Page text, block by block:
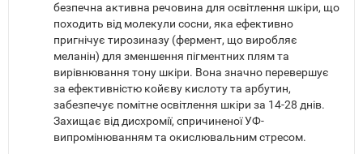
безпечна активна речовина для освітлення шкіри, що
походить від молекули сосни, яка ефективно
пригнічує тирозиназу (фермент, що виробляє
меланін) для зменшення пігментних плям та
вирівнювання тону шкіри. Вона значно перевершує
за ефективністю койєву кислоту та арбутин,
забезпечує помітне освітлення шкіри за 14-28 днів.
Захищає від дисхромії, спричиненої УФ-
випромінюванням та окислювальним стресом.